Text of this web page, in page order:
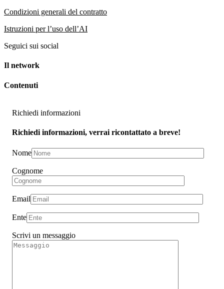
Condizioni generali del contratto
Istruzioni per l’uso dell’AI
Seguici sui social
Il network
Contenuti
Richiedi informazioni
Richiedi informazioni, verrai ricontattato a breve!
Nome
Cognome
Email
Ente
Scrivi un messaggio